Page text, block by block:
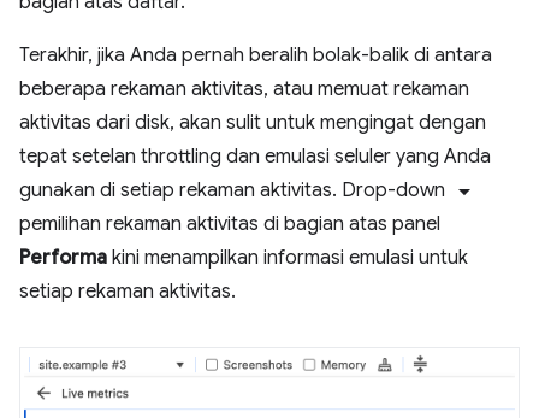
Terakhir, jika Anda pernah beralih bolak-balik di antara
beberapa rekaman aktivitas, atau memuat rekaman
aktivitas dari disk, akan sulit untuk mengingat dengan
tepat setelan throttling dan emulasi seluler yang Anda
gunakan di setiap rekaman aktivitas. Drop-down arrow_drop_down
pemilihan rekaman aktivitas di bagian atas panel
Performa kini menampilkan informasi emulasi untuk
setiap rekaman aktivitas.